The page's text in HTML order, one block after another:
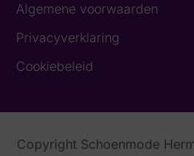
Algemene voorwaarden
Privacyverklaring
Cookiebeleid
Copyright Schoenmode